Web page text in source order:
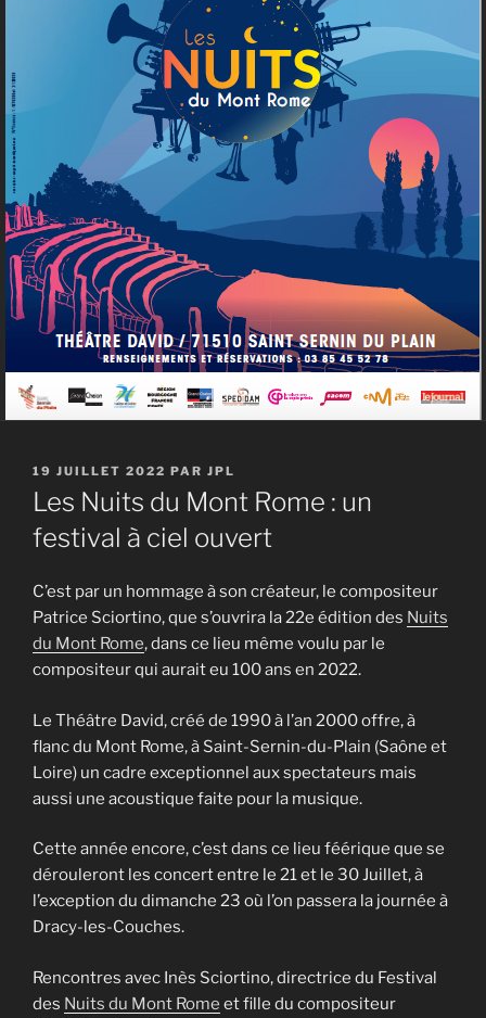
PUBLIÉ
LE
19 JUILLET 2022 PAR JPL
Les Nuits du Mont Rome : un
festival à ciel ouvert
C’est par un hommage à son créateur, le compositeur
Patrice Sciortino, que s’ouvrira la 22e édition des Nuits
du Mont Rome, dans ce lieu même voulu par le
compositeur qui aurait eu 100 ans en 2022.
Le Théâtre David, créé de 1990 à l’an 2000 offre, à
flanc du Mont Rome, à Saint-Sernin-du-Plain (Saône et
Loire) un cadre exceptionnel aux spectateurs mais
aussi une acoustique faite pour la musique.
Cette année encore, c’est dans ce lieu féérique que se
dérouleront les concert entre le 21 et le 30 Juillet, à
l’exception du dimanche 23 où l’on passera la journée à
Dracy-les-Couches.
Rencontres avec Inès Sciortino, directrice du Festival
des Nuits du Mont Rome et fille du compositeur